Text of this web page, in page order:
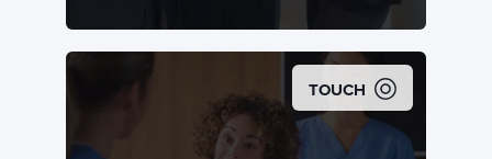
TOUCH